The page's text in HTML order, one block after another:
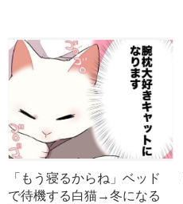
「もう寝るからね」ベッド
で待機する白猫→冬になる